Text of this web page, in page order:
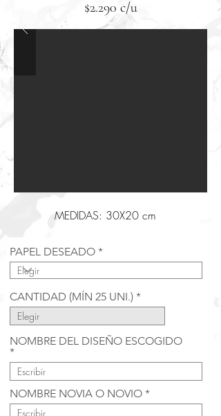
$2.290 c/u
MEDIDAS: 30X20 cm
PAPEL DESEADO
CANTIDAD (MÍN 25 UNI.)
NOMBRE DEL DISEÑO ESCOGIDO
NOMBRE NOVIA O NOVIO